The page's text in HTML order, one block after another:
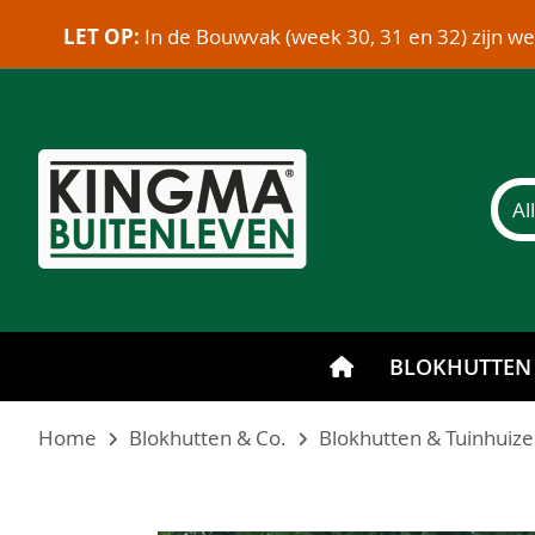
LET OP: In de Bouwvak (week 30, 31 en 32) zijn
Home Blokhutten & Co. Blokhutten &